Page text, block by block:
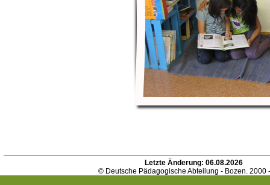
Letzte Änderung: 06.08.2026
© Deutsche Pädagogische Abteilung - Bozen. 2000